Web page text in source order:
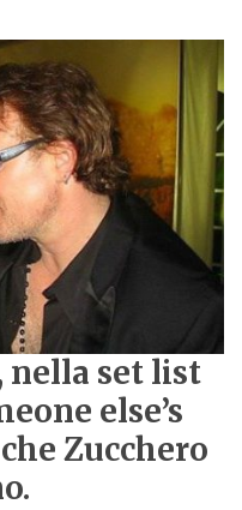
nella set list
else’s
Zucchero